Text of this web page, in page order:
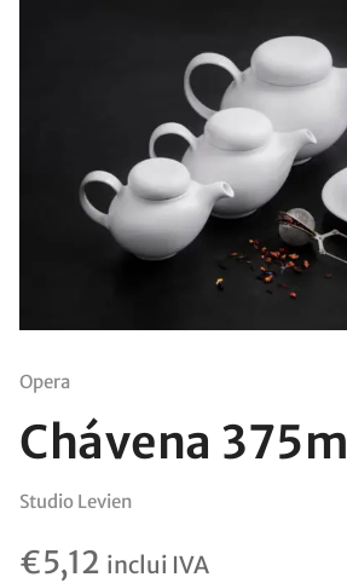
Opera
Chávena 375ml
Studio Levien
€5,12 inclui IVA